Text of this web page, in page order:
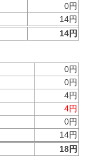
0円
14円
14円
0円
0円
4円
4円
0円
14円
18円